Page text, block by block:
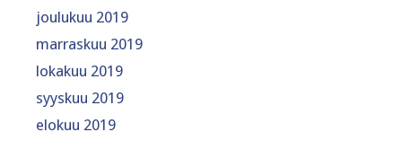
joulukuu 2019
marraskuu 2019
lokakuu 2019
syyskuu 2019
elokuu 2019